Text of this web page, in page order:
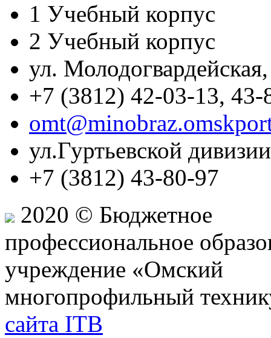
1
2 Учебный корпус
ул.
+7 (3812) 42-03-13, 43-
ул.Гуртьевской
+7 (3812) 43-80-97
2020 © Бюджетное
профессиональное
учреждение «Омский
многопрофильный
сайта ITB